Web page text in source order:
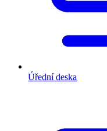
Úřední deska